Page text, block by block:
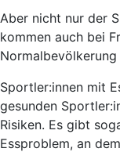
Aber nicht nur der
kommen auch bei
Sportler:innen mit
gesunden
Risiken. Es gibt
Essproblem, an